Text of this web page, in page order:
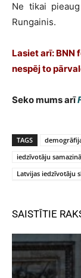
Ne tikai
Rungainis.
Lasiet arī: BNN
nespēj to
Seko mums arī
TAGS
iedzīvotāju
Latvijas iedzīvotāju
SAISTĪTIE